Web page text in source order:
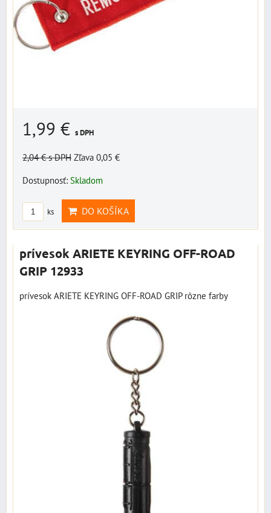
1,99 € s DPH
2,04 €s DPH Zľava 0,05 €
Dostupnosť: Skladom
ks DO KOŠÍKA
prívesok ARIETE KEYRING OFF-ROAD
GRIP 12933
prívesok ARIETE KEYRING OFF-ROAD GRIP rôzne farby